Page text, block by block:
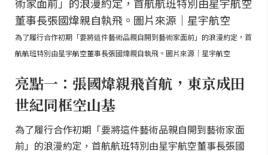
為了履行合作初期「要將這件藝術品親自開到藝術家面前」的浪漫約定，首
航航班特別由星宇航空董事長張國煒親自執飛。圖片來源｜星宇航空
亮點一：張國煒親飛首航，東京成田
世紀同框空山基
為了履行合作初期「要將這件藝術品親自開到藝術家面
前」的浪漫約定，首航航班特別由星宇航空董事長張國